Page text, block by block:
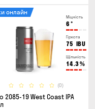
Міцність
6 °
Гіркота
75 IBU
Щільність
14.3%
(0)
онлайн
2085-19 West Coast IPA